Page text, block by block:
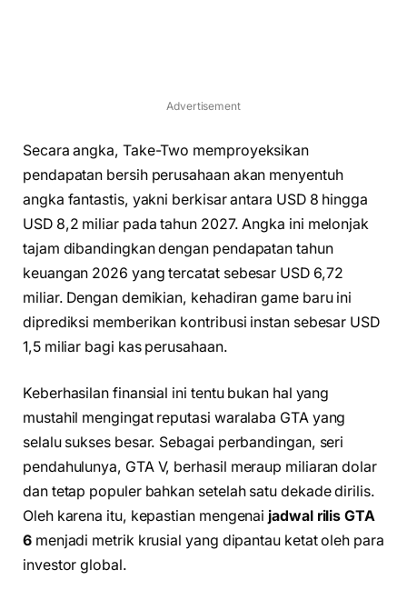
Advertisement
Secara angka, Take-Two memproyeksikan
pendapatan bersih perusahaan akan menyentuh
angka fantastis, yakni berkisar antara USD 8 hingga
USD 8,2 miliar pada tahun 2027. Angka ini melonjak
tajam dibandingkan dengan pendapatan tahun
keuangan 2026 yang tercatat sebesar USD 6,72
miliar. Dengan demikian, kehadiran game baru ini
diprediksi memberikan kontribusi instan sebesar USD
1,5 miliar bagi kas perusahaan.
Keberhasilan finansial ini tentu bukan hal yang
mustahil mengingat reputasi waralaba GTA yang
selalu sukses besar. Sebagai perbandingan, seri
pendahulunya, GTA V, berhasil meraup miliaran dolar
dan tetap populer bahkan setelah satu dekade dirilis.
Oleh karena itu, kepastian mengenai jadwal rilis GTA
6menjadi metrik krusial yang dipantau ketat oleh para
investor global.